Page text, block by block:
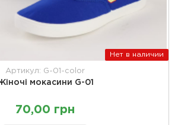
Нет в наличии
Артикул: G-01-color
мокасини G-01
70,00 грн